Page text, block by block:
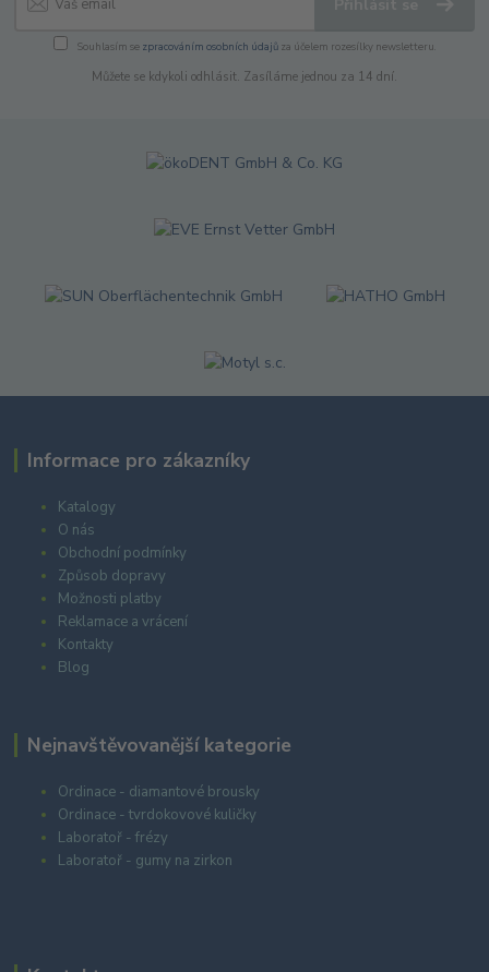
Souhlasím se zpracováním osobních údajůza účelem rozesílky newsletteru.
Můžete se kdykoli odhlásit. Zasíláme jednou za 14 dní.
Informace pro zákazníky
Katalogy
O nás
Obchodní podmínky
Způsob dopravy
Možnosti platby
Reklamace a vrácení
Kontakty
Blog
Nejnavštěvovanější kategorie
Ordinace - diamantové brousky
Ordinace - tvrdokovové kuličky
Laboratoř - frézy
Laboratoř - gumy na zirkon